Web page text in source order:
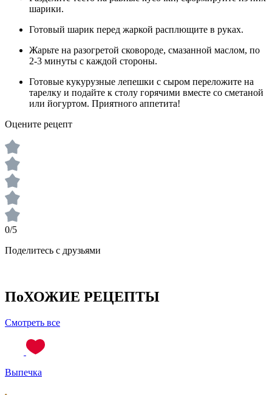
шарики.
Готовый шарик перед жаркой расплющите в руках.
Жарьте на разогретой сковороде, смазанной маслом, по
2-3 минуты с каждой стороны.
Готовые кукурузные лепешки с сыром переложите на
тарелку и подайте к столу горячими вместе со сметаной
или йогуртом. Приятного аппетита!
Оцените рецепт
0/5
Поделитесь с друзьями
ПоХОЖИЕ РЕЦЕПТЫ
Смотреть все
Выпечка